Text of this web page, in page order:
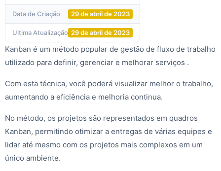
Data de Criação 29 de abril de 2023
Ultima Atualização 29 de abril de 2023
Kanban é um método popular de gestão de fluxo de trabalho
utilizado para definir, gerenciar e melhorar serviços .
Com esta técnica, você poderá visualizar melhor o trabalho,
aumentando a eficiência e melhoria continua.
No método, os projetos são representados em quadros
Kanban, permitindo otimizar a entregas de várias equipes e
lidar até mesmo com os projetos mais complexos em um
único ambiente.